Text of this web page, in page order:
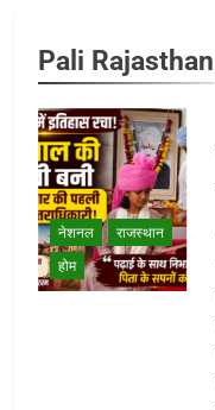
Pali Rajasthan
नेशनल
राजस्थान
होम